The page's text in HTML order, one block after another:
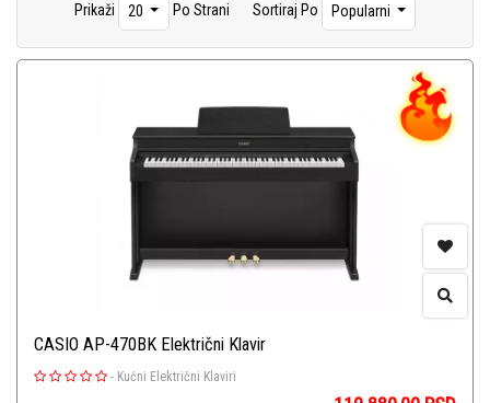
(14)
(1)
Prikaži 20 Po Strani Sortiraj Po Popularni
CASIO AP-470BK Električni Klavir
- Kućni Električni Klaviri